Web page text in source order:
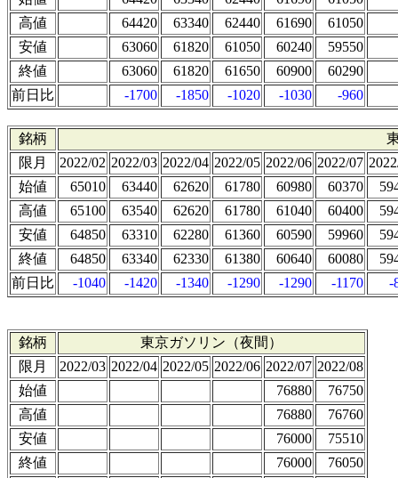
高値
64420 63340 62440 61690
61050
安値
63060 61820 61050 60240
59550
終値
63060 61820 61650 60900
60290
前日比
-1700 -1850 -1020 -1030 -960
銘柄
限月
2022/02 2022/03 2022/04 2022/05 2022/06 2022/07
始値
65010 63440 62620 61780 60980 60370
高値
65100 63540 62620 61780 61040 60400
安値
64850 63310 62280 61360 60590 59960
終値
64850 63340 62330 61380 60640 60080
前日比
-1040 -1420 -1340 -1290 -1290 -1170 -
銘柄
東京ガソリン（夜間）
限月
2022/03 2022/04 2022/05 2022/06 2022/07 2022/08
始値
76880
76750
高値
76880
76760
安値
76000
75510
終値
76000
76050